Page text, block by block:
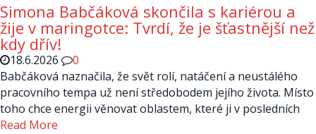
Simona Babčáková skončila s kariérou a
žije v maringotce: Tvrdí, že je šťastnější než
kdy dřív!
18.6.2026
0
Babčáková naznačila, že svět rolí, natáčení a neustálého
pracovního tempa už není středobodem jejího života. Místo
toho chce energii věnovat oblastem, které ji v posledních
Read More